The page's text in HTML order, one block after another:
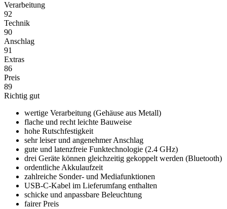
Verarbeitung
92
Technik
90
Anschlag
91
Extras
86
Preis
89
Richtig gut
wertige Verarbeitung (Gehäuse aus Metall)
flache und recht leichte Bauweise
hohe Rutschfestigkeit
sehr leiser und angenehmer Anschlag
gute und latenzfreie Funktechnologie (2.4 GHz)
drei Geräte können gleichzeitig gekoppelt werden (Bluetooth)
ordentliche Akkulaufzeit
zahlreiche Sonder- und Mediafunktionen
USB-C-Kabel im Lieferumfang enthalten
schicke und anpassbare Beleuchtung
fairer Preis